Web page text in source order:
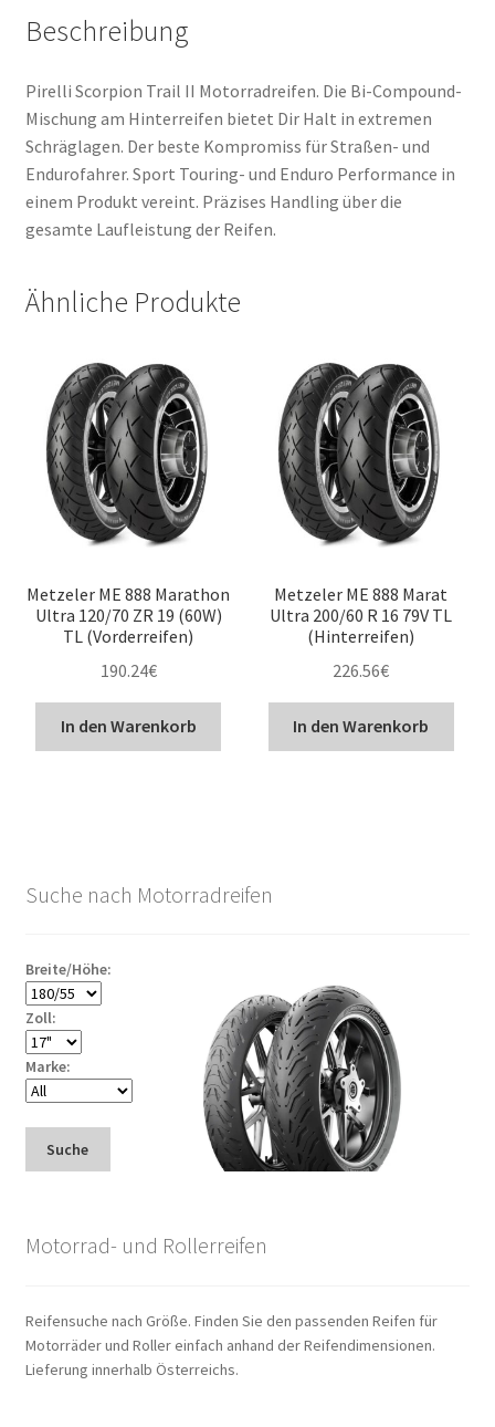
Beschreibung
Pirelli Scorpion Trail II Motorradreifen. Die Bi-Compound-
Mischung am Hinterreifen bietet Dir Halt in extremen
Schräglagen. Der beste Kompromiss für Straßen- und
Endurofahrer. Sport Touring- und Enduro Performance in
einem Produkt vereint. Präzises Handling über die
gesamte Laufleistung der Reifen.
Ähnliche Produkte
Metzeler ME 888 Marathon
Ultra 120/70 ZR 19 (60W)
TL (Vorderreifen)
190.24€
In den Warenkorb
Metzeler ME 888 Marat
Ultra 200/60 R 16 79V TL
(Hinterreifen)
226.56€
In den Warenkorb
Suche nach Motorradreifen
Breite/Höhe:
Zoll:
Marke:
Suche
Motorrad- und Rollerreifen
Reifensuche nach Größe. Finden Sie den passenden Reifen für
Motorräder und Roller einfach anhand der Reifendimensionen.
Lieferung innerhalb Österreichs.